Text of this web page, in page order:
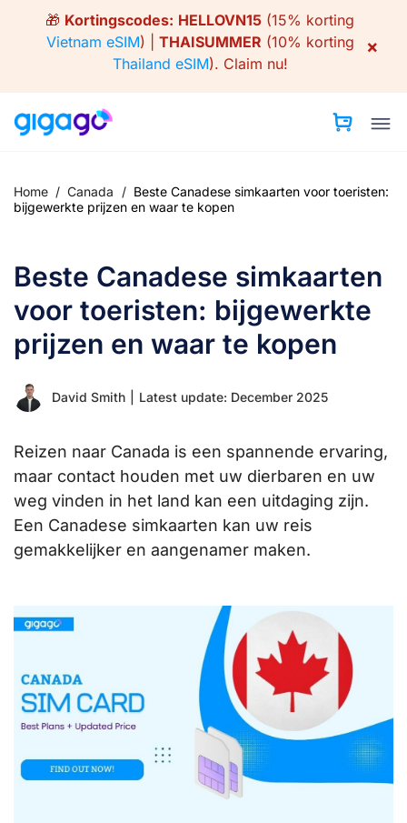
🎁 Kortingscodes: HELLOVN15 (15% korting
Vietnam eSIM) | THAISUMMER (10% korting
Thailand eSIM). Claim nu!
×
Home / Canada / Beste Canadese simkaarten voor toeristen:
bijgewerkte prijzen en waar te kopen
Beste Canadese simkaarten
voor toeristen: bijgewerkte
prijzen en waar te kopen
David Smith Latest update: December 2025
Reizen naar Canada is een spannende ervaring,
maar contact houden met uw dierbaren en uw
weg vinden in het land kan een uitdaging zijn.
Een Canadese simkaarten kan uw reis
gemakkelijker en aangenamer maken.